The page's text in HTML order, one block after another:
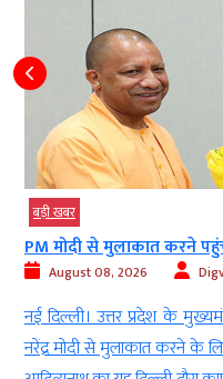
बड़ी खबर
PM मोदी से मुलाकात करने
August 08, 2026
नई दिल्ली। उत्तर प्रदेश के
नरेंद्र मोदी से मुलाकात करने के